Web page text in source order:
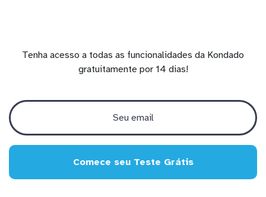
Tenha acesso a todas as funcionalidades da Kondado
gratuitamente por 14 dias!
Comece seu Teste Grátis